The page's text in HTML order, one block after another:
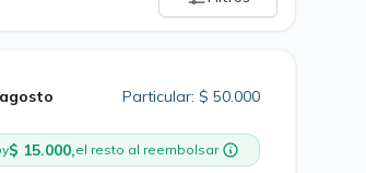
Particular: $ 50.000
$ 15.000,el resto al reembolsar